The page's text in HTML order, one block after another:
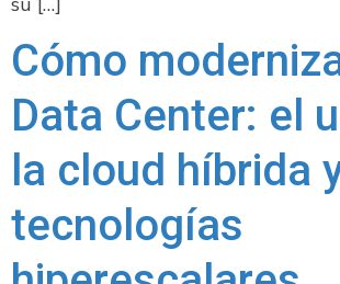
Cómo
Data Center: el
la cloud híbrida
tecnologías